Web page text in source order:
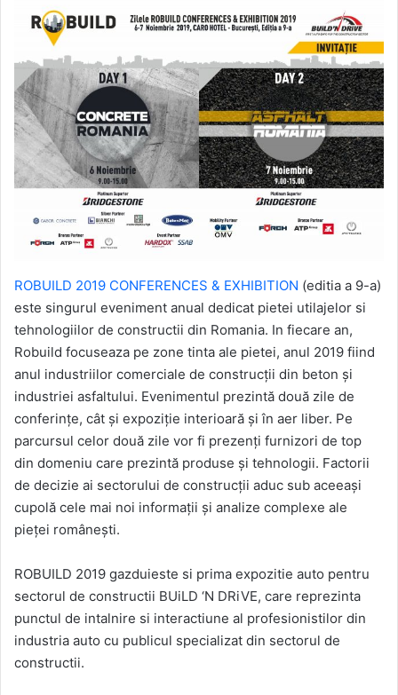
ROBUILD 2019 CONFERENCES & EXHIBITION (editia a 9-a)
este singurul eveniment anual dedicat pietei utilajelor si
tehnologiilor de constructii din Romania. In fiecare an,
Robuild focuseaza pe zone tinta ale pietei, anul 2019 fiind
anul industriilor comerciale de construcţii din beton şi
industriei asfaltului. Evenimentul prezintă două zile de
conferinţe, cât şi expoziţie interioară şi în aer liber. Pe
parcursul celor două zile vor fi prezenţi furnizori de top
din domeniu care prezintă produse şi tehnologii. Factorii
de decizie ai sectorului de construcţii aduc sub aceeaşi
cupolă cele mai noi informaţii şi analize complexe ale
pieţei româneşti.
ROBUILD 2019 gazduieste si prima expozitie auto pentru
sectorul de constructii BUiLD ‘N DRiVE, care reprezinta
punctul de intalnire si interactiune al profesionistilor din
industria auto cu publicul specializat din sectorul de
constructii.